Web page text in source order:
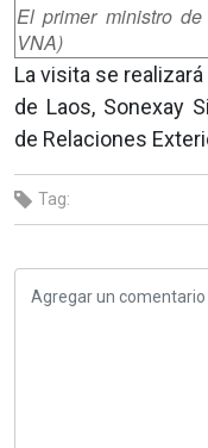
El primer ministro
VNA)
La visita se
de Laos, Sonexay
de Relaciones
Tag: